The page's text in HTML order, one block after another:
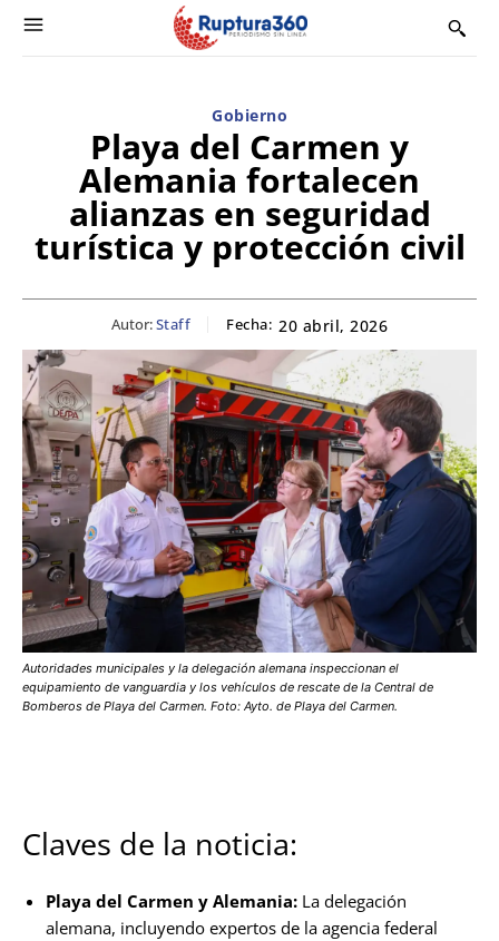
Gobierno
Playa del Carmen y
Alemania fortalecen
alianzas en seguridad
turística y protección civil
Autor:Staff Fecha: 20 abril, 2026
Autoridades municipales y la delegación alemana inspeccionan el
equipamiento de vanguardia y los vehículos de rescate de la Central de
Bomberos de Playa del Carmen. Foto: Ayto. de Playa del Carmen.
Claves de la noticia:
Playa del Carmen y Alemania: La delegación
alemana, incluyendo expertos de la agencia federal